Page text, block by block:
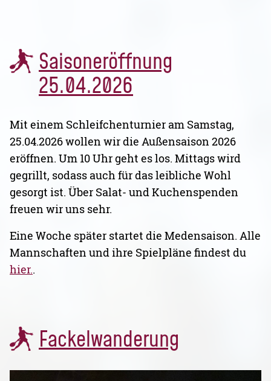
Saisoneröffnung
25.04.2026
Mit einem Schleifchenturnier am Samstag,
25.04.2026 wollen wir die Außensaison 2026
eröffnen. Um 10 Uhr geht es los. Mittags wird
gegrillt, sodass auch für das leibliche Wohl
gesorgt ist. Über Salat- und Kuchenspenden
freuen wir uns sehr.
Eine Woche später startet die Medensaison. Alle
Mannschaften und ihre Spielpläne findest du
hier..
Fackelwanderung